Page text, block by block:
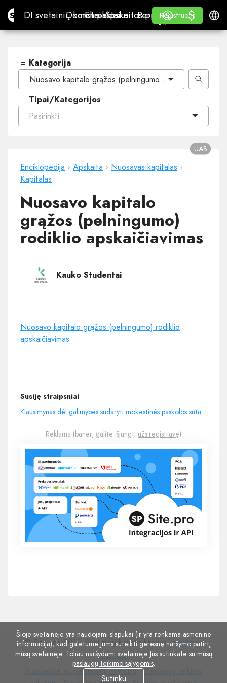
Site.proDI svetainių konstruktorius
DI svetainių konstruktorius
Domenai
DomenaiEl. paštas
El. paštasApskaitos programa
Apskaitos programa
Perpardavėjams
„WHITE LABEL“
Mokymasis
Mokymasis
Registruotis
Registruotis
Prisijungti
$
$
Kategorija
Nuosavo kapitalo grąžos (pelningumo) rodiklio
Tipai/Kategorijos
Pasirinkti
Enciklopedija › Apskaita › Nuosavas kapitalas ›
Kapitalas
Nuosavo kapitalo
grąžos (pelningumo)
rodiklio apskaičiavimas
UAB
Kauko Studentai
Nuosavo kapitalo grąžos (pelningumo) rodiklio
apskaičiavimas
Susiję straipsniai
Klausimynas dėl galimybės sudaryti mokestinės paskolos sutartį
Reklama (banerį galite išjungti užsiregistravę)
© Site.pro 2011. Svetainių konstruktorius.Jungtinės
Valstijos.
Susisiekite su pardavimų skyriumi
Paslaugų
Paslaugų teikimo
Šioje svetainėje yra naudojami slapukai (ir yra renkama asmeninė
informacija), kad galėtume Jums suteikti geresnę naršymo patirtį
mūsų svetainėje. Toliau naršydami svetainėje Jūs sutinkate su mūsų
paslaugų teikimo sąlygomis.
Sutinku